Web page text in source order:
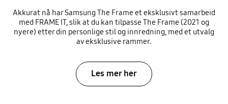
Akkurat nå har Samsung The Frame et eksklusivt samarbeid
med FRAME IT, slik at du kan tilpasse The Frame (2021 og
nyere) etter din personlige stil og innredning, med et utvalg
av eksklusive rammer.
Les mer her